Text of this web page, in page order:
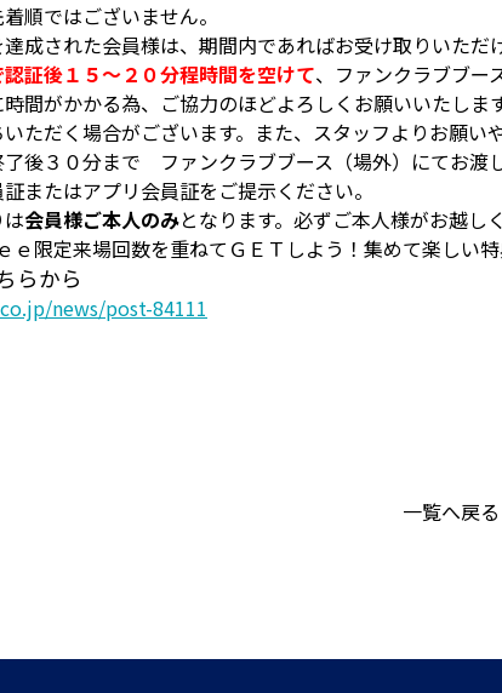
順ではございません。
成された会員様は、期間内であればお受け取りいただ
証後１５～２０分程時間を空けて、ファンクラブブー
間がかかる為、ご協力のほどよろしくお願いいたします
ただく場合がございます。また、スタッフよりお願い
了後３０分まで ファンクラブブース（場外）にてお渡
またはアプリ会員証をご提示ください。
会員様ご本人のみとなります。必ずご本人様がお越し
限定来場回数を重ねてＧＥＴしよう！集めて楽しい
らから
news/post-84111
一覧へ戻る